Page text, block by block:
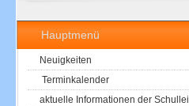
Hauptmenü
Neuigkeiten
Terminkalender
aktuelle Informationen der